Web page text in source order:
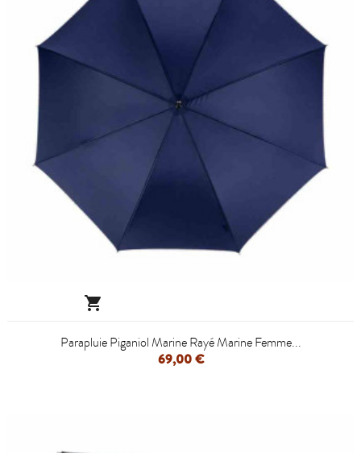

Parapluie Piganiol Marine Rayé Marine Femme...
69,00 €